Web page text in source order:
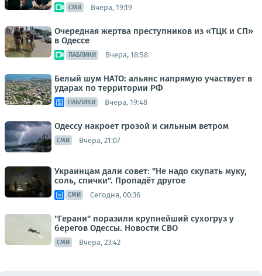
СМИ Вчера, 19:19
Очередная жертва преступников из «ТЦК и СП»
в Одессе
ПАБЛИКИ Вчера, 18:58
Белый шум НАТО: альянс напрямую участвует в
ударах по территории РФ
ПАБЛИКИ Вчера, 19:48
Одессу накроет грозой и сильным ветром
СМИ Вчера, 21:07
Украинцам дали совет: "Не надо скупать муку,
соль, спички". Пропадёт другое
СМИ Сегодня, 00:36
"Герани" поразили крупнейший сухогруз у
берегов Одессы. Новости СВО
СМИ Вчера, 23:42